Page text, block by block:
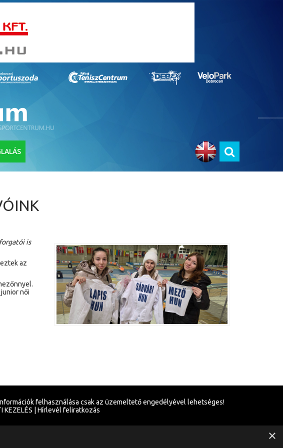
is
az
női
felhasználása csak az üzemeltető engedélyével lehetséges!
KEZELÉS Hírlevél feliratkozás
×